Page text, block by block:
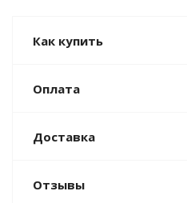
Как купить
Оплата
Доставка
Отзывы